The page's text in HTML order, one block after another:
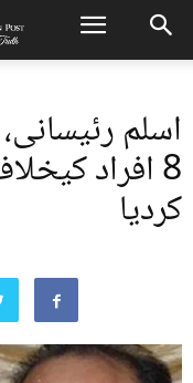
اسلم
8 افراد
کردیا